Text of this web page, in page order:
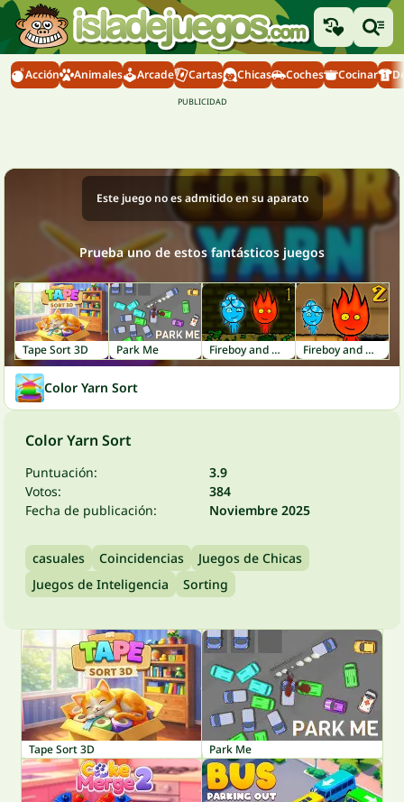
Acción Animales Arcade Cartas Chicas Coches Cocinar
Este juego no es admitido en su aparato
Prueba uno de estos fantásticos juegos
Tape Sort 3D Park Me Fireboy and Watergirl 1: Forest Temple Fireboy and Watergirl 2: Light Temple
Color Yarn Sort
Color Yarn Sort
Puntuación:
3.9
Votos:
384
Fecha de publicación:
Noviembre 2025
casuales Coincidencias
Juegos de Chicas
Juegos de Inteligencia
Sorting
Tape Sort 3D Park Me